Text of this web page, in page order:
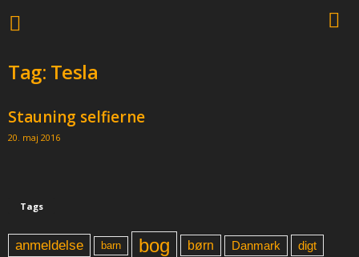
Tag: Tesla
Stauning selfierne
20. maj 2016
Tags
anmeldelse barn bog børn Danmark digt